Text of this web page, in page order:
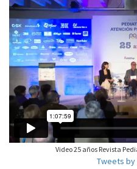
Video 25 años Revista
Tweets by